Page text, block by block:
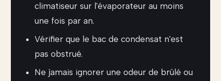
climatiseur sur l'évaporateur au moins
une fois par an.
Vérifier que le bac de condensat n'est
pas obstrué.
Ne jamais ignorer une odeur de brûlé ou